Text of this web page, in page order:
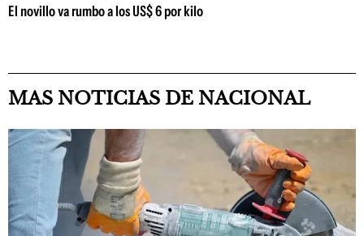
El novillo va rumbo a los US$ 6 por kilo
MAS NOTICIAS DE NACIONAL